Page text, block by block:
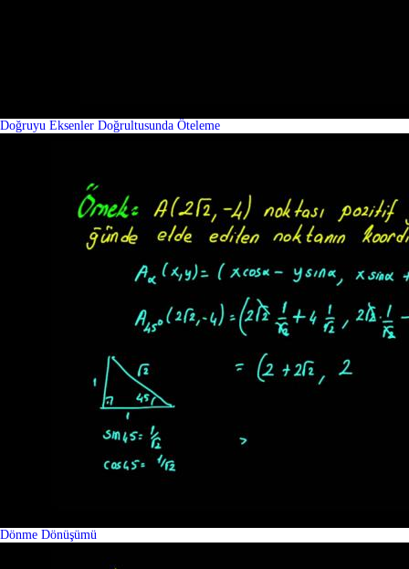
Doğruyu Eksenler Doğrultusunda Öteleme
Dönme Dönüşümü